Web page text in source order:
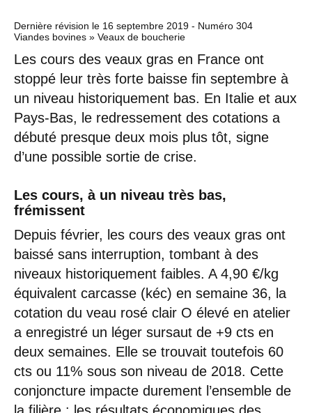
Dernière révision le 16 septembre 2019 - Numéro 304
Viandes bovines » Veaux de boucherie
Les cours des veaux gras en France ont
stoppé leur très forte baisse fin septembre à
un niveau historiquement bas. En Italie et aux
Pays-Bas, le redressement des cotations a
débuté presque deux mois plus tôt, signe
d’une possible sortie de crise.
Les cours, à un niveau très bas,
frémissent
Depuis février, les cours des veaux gras ont
baissé sans interruption, tombant à des
niveaux historiquement faibles. A 4,90 €/kg
équivalent carcasse (kéc) en semaine 36, la
cotation du veau rosé clair O élevé en atelier
a enregistré un léger sursaut de +9 cts en
deux semaines. Elle se trouvait toutefois 60
cts ou 11% sous son niveau de 2018. Cette
conjoncture impacte durement l’ensemble de